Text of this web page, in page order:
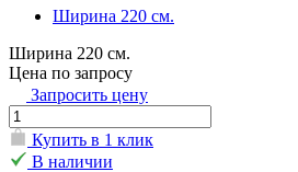
Ширина 220 см.
Ширина 220 см.
Цена по запросу
Запросить цену
Купить в 1 клик
В наличии